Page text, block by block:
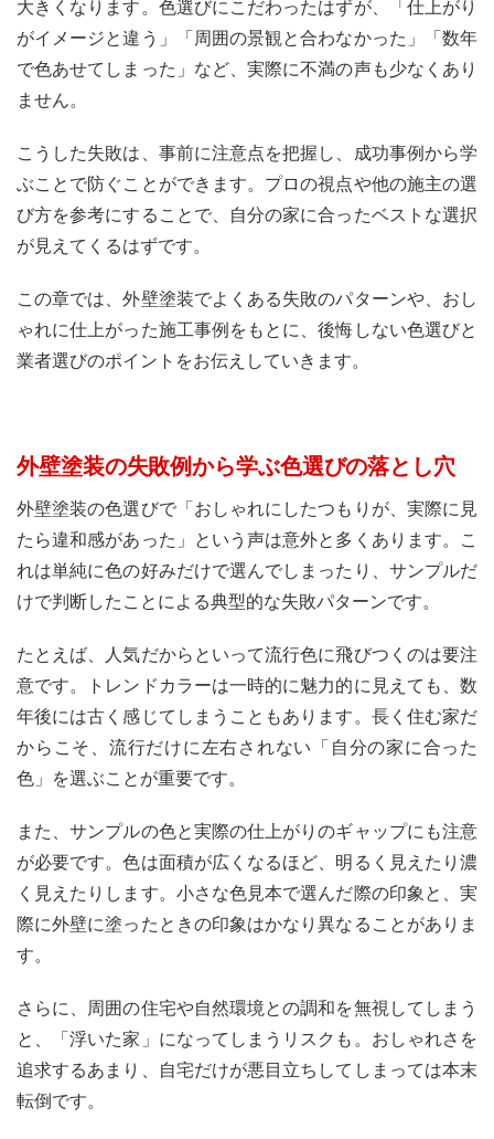
大きくなります。色選びにこだわったはずが、「仕上がり
がイメージと違う」「周囲の景観と合わなかった」「数年
で色あせてしまった」など、実際に不満の声も少なくあり
ません。
こうした失敗は、事前に注意点を把握し、成功事例から学
ぶことで防ぐことができます。プロの視点や他の施主の選
び方を参考にすることで、自分の家に合ったベストな選択
が見えてくるはずです。
この章では、外壁塗装でよくある失敗のパターンや、おし
ゃれに仕上がった施工事例をもとに、後悔しない色選びと
業者選びのポイントをお伝えしていきます。
外壁塗装の失敗例から学ぶ色選びの落とし穴
外壁塗装の色選びで「おしゃれにしたつもりが、実際に見
たら違和感があった」という声は意外と多くあります。こ
れは単純に色の好みだけで選んでしまったり、サンプルだ
けで判断したことによる典型的な失敗パターンです。
たとえば、人気だからといって流行色に飛びつくのは要注
意です。トレンドカラーは一時的に魅力的に見えても、数
年後には古く感じてしまうこともあります。長く住む家だ
からこそ、流行だけに左右されない「自分の家に合った
色」を選ぶことが重要です。
また、サンプルの色と実際の仕上がりのギャップにも注意
が必要です。色は面積が広くなるほど、明るく見えたり濃
く見えたりします。小さな色見本で選んだ際の印象と、実
際に外壁に塗ったときの印象はかなり異なることがありま
す。
さらに、周囲の住宅や自然環境との調和を無視してしまう
と、「浮いた家」になってしまうリスクも。おしゃれさを
追求するあまり、自宅だけが悪目立ちしてしまっては本末
転倒です。